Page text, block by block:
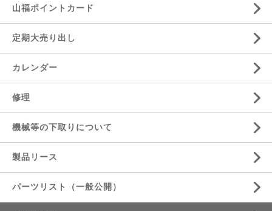
山福ポイントカード
定期大売り出し
カレンダー
修理
機械等の下取りについて
製品リース
パーツリスト（一般公開）